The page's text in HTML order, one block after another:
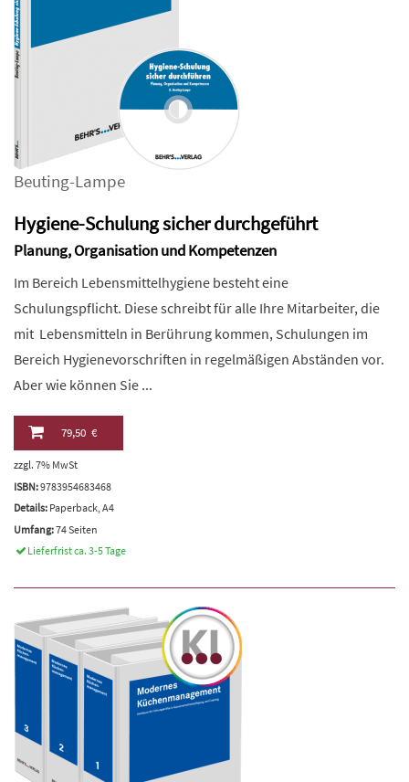
Beuting-Lampe
Hygiene-Schulung sicher durchgeführt
Planung, Organisation und Kompetenzen
Im Bereich Lebensmittelhygiene besteht eine
Schulungspflicht. Diese schreibt für alle Ihre Mitarbeiter, die
mit Lebensmitteln in Berührung kommen, Schulungen im
Bereich Hygienevorschriften in regelmäßigen Abständen vor.
Aber wie können Sie ...
79,50 €
zzgl. 7% MwSt
ISBN:9783954683468
Details: Paperback, A4
Umfang:74 Seiten
Lieferfrist ca. 3-5 Tage